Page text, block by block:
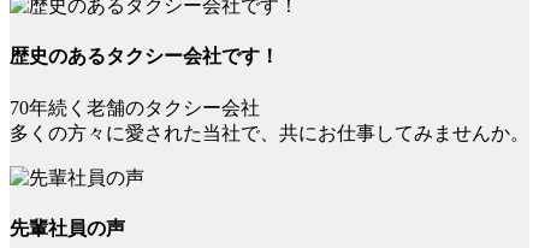
歴史のあるタクシー会社です！
70年続く老舗のタクシー会社
多くの方々に愛された当社で、共にお仕事してみませんか。
先輩社員の声